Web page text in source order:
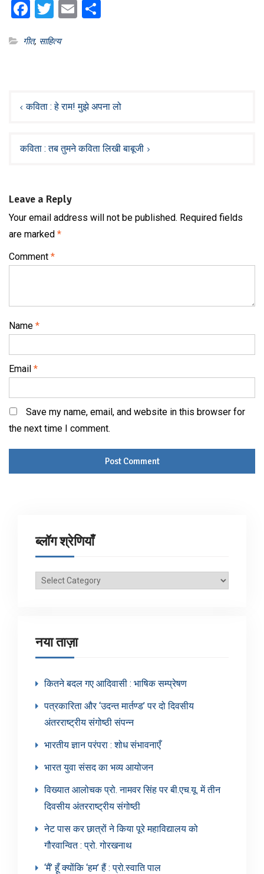
Facebook
Twitter
Email
गीत, साहित्य
navigation
कविता : हे राम! मुझे अपना लो
कविता : तब तुमने कविता लिखी बाबूजी
Leave a Reply
Your email address will not be published. Required fields
are marked *
Comment *
Name *
Email *
Save my name, email, and website in this browser for
the next time I comment.
ब्लॉग श्रेणियाँ
ब्लॉग
नया ताज़ा
कितने बदल गए आदिवासी : भाषिक सम्प्रेषण
पत्रकारिता और ‘उदन्त मार्तण्ड’ पर दो दिवसीय
अंतरराष्ट्रीय संगोष्ठी संपन्न
भारतीय ज्ञान परंपरा : शोध संभावनाएँ
भारत युवा संसद का भव्य आयोजन
विख्यात आलोचक प्रो. नामवर सिंह पर बी.एच.यू. में तीन
दिवसीय अंतरराष्ट्रीय संगोष्ठी
नेट पास कर छात्रों ने किया पूरे महाविद्यालय को
गौरवान्वित : प्रो. गोरखनाथ
‘मैं’ हूँ क्योंकि ‘हम’ हैं : प्रो.स्वाति पाल